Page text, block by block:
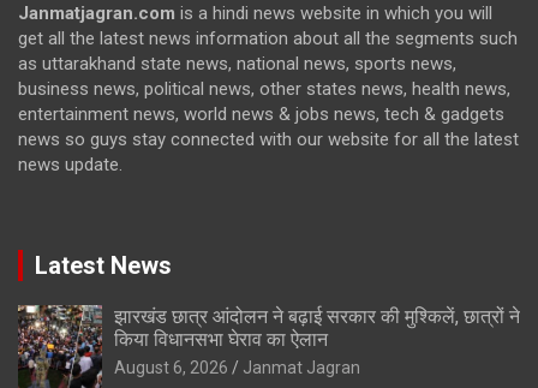
Janmatjagran.com is a hindi news website in which you will
get all the latest news information about all the segments such
as uttarakhand state news, national news, sports news,
business news, political news, other states news, health news,
entertainment news, world news & jobs news, tech & gadgets
news so guys stay connected with our website for all the latest
news update.
Latest News
झारखंड छात्र आंदोलन ने बढ़ाई सरकार की मुश्किलें, छात्रों ने
किया विधानसभा घेराव का ऐलान
August 6, 2026 Janmat Jagran